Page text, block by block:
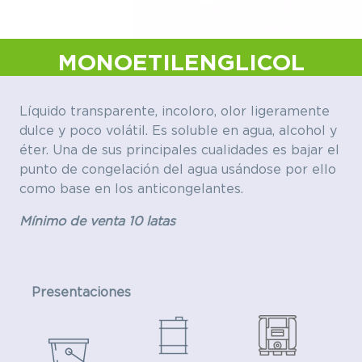
MONOETILENGLICOL
Líquido transparente, incoloro, olor ligeramente
dulce y poco volátil. Es soluble en agua, alcohol y
éter. Una de sus principales cualidades es bajar el
punto de congelación del agua usándose por ello
como base en los anticongelantes.
Mínimo de venta 10 latas
Presentaciones